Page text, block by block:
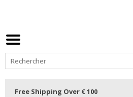
Free Shipping Over € 100